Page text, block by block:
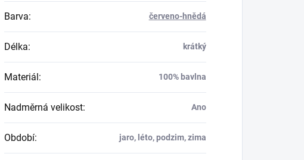
Barva: červeno-hnědá
Délka: krátký
Materiál : 100% bavlna
Nadměrná velikost: Ano
Období: jaro, léto, podzim, zima